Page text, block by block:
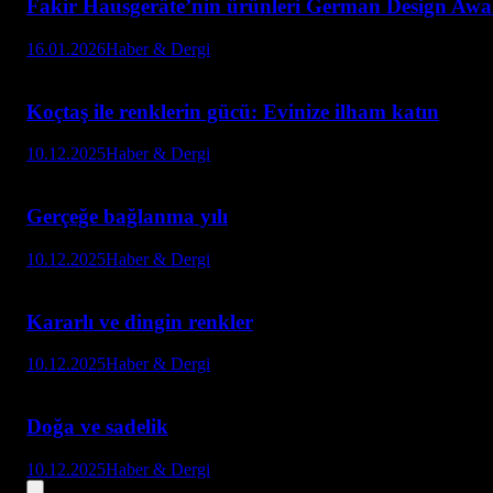
Fakir Hausgeräte’nin ürünleri German Design
16.01.2026Haber & Dergi
Koçtaş ile renklerin gücü: Evinize ilham katın
10.12.2025Haber & Dergi
Gerçeğe bağlanma yılı
10.12.2025Haber & Dergi
Kararlı ve dingin renkler
10.12.2025Haber & Dergi
Doğa ve sadelik
10.12.2025Haber & Dergi